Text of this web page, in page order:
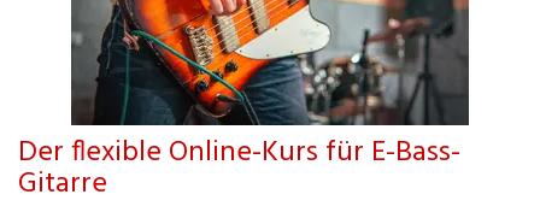
Der flexible Online-Kurs für E-Bass-
Gitarre